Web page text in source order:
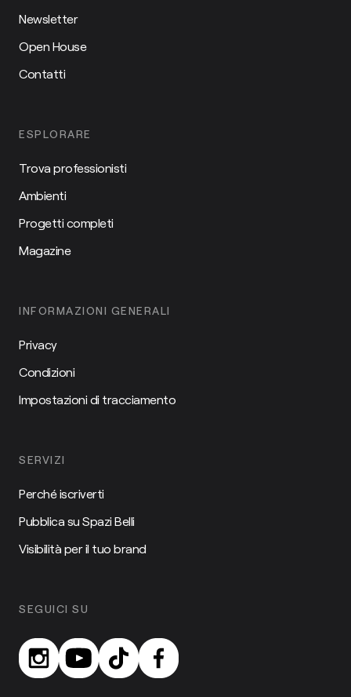
Newsletter
Open House
Contatti
ESPLORARE
Trova professionisti
Ambienti
Progetti completi
Magazine
INFORMAZIONI GENERALI
Privacy
Condizioni
Impostazioni di tracciamento
SERVIZI
Perché iscriverti
Pubblica su Spazi Belli
Visibilità per il tuo brand
SEGUICI SU